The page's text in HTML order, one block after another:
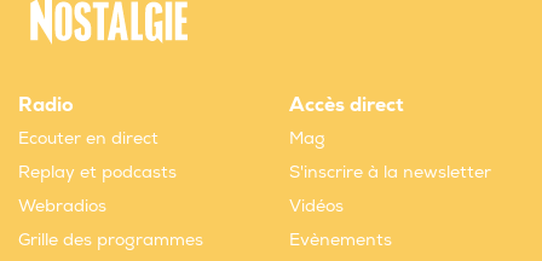
Radio
Ecouter en direct
Replay et podcasts
Webradios
Grille des programmes
Accès direct
Mag
S'inscrire à la newsletter
Vidéos
Evènements